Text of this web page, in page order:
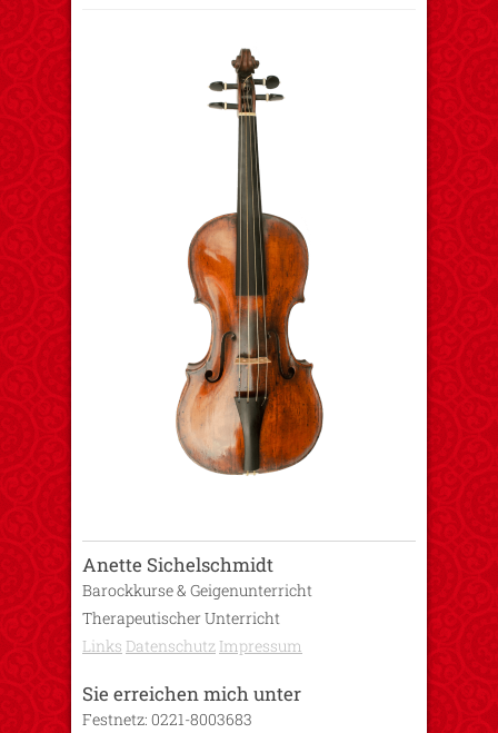
Anette Sichelschmidt
Barockkurse & Geigenunterricht
Therapeutischer Unterricht
Links Datenschutz Impressum
Sie erreichen mich unter
Festnetz: 0221-8003683